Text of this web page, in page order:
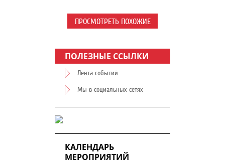
ПРОСМОТРЕТЬ ПОХОЖИЕ
ПОЛЕЗНЫЕ ССЫЛКИ
Лента событий
Мы в социальных сетях
КАЛЕНДАРЬ
МЕРОПРИЯТИЙ